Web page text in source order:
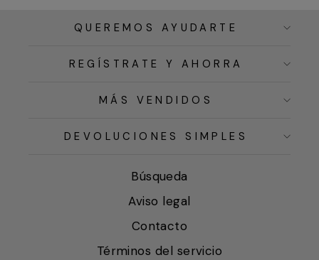
QUEREMOS AYUDARTE
REGÍSTRATE Y AHORRA
MÁS VENDIDOS
DEVOLUCIONES SIMPLES
Búsqueda
Aviso legal
Contacto
Términos del servicio